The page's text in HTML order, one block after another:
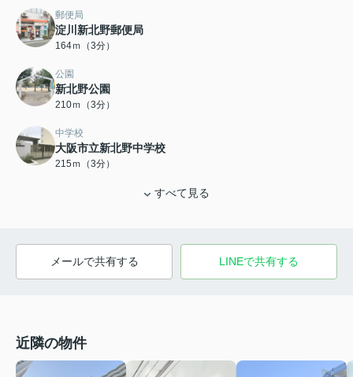
郵便局
淀川新北野郵便局
164ｍ（3分）
公園
新北野公園
210ｍ（3分）
中学校
大阪市立新北野中学校
215ｍ（3分）
すべて見る
メールで共有する LINEで共有する
近隣の物件